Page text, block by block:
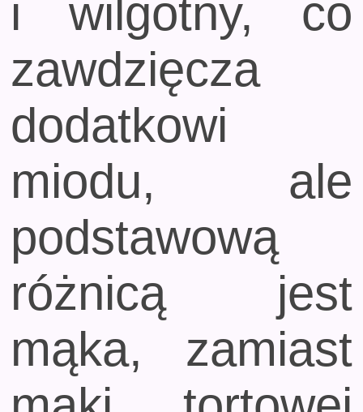
i wilgotny, co
zawdzięcza
dodatkowi
miodu, ale
podstawową
różnicą jest
mąka, zamiast